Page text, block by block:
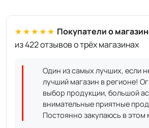
★★★★★ Покупатели о
из 422 отзывов о трёх магазинах
Один из самых лучших, если
лучший магазин в регионе!
выбор продукции, большой
внимательные приятные
Постоянно закупаюсь в этом